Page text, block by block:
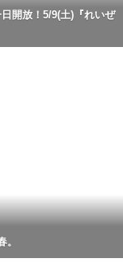
開放！5/9(土)『れいぜ